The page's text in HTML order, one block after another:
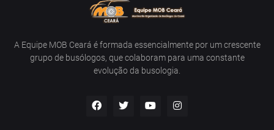
A Equipe MOB Ceará é formada essencialmente por um crescente
grupo de busólogos, que colaboram para uma constante
evolução da busologia.